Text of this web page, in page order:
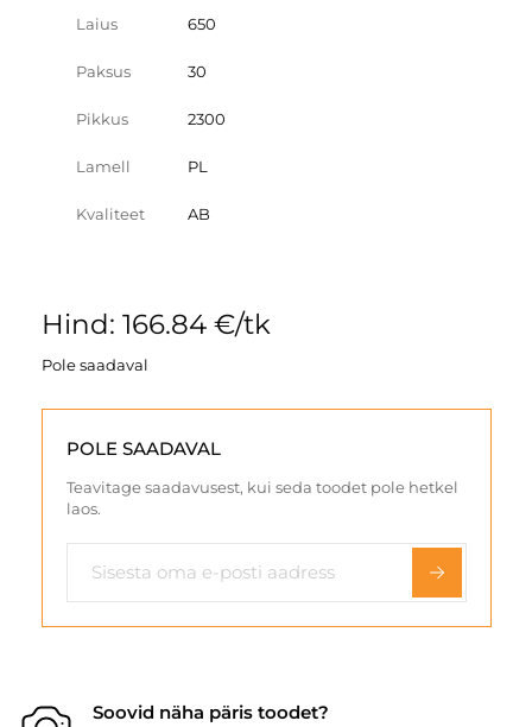
Laius 650
Paksus 30
Pikkus 2300
Lamell PL
Kvaliteet AB
Hind: 166.84 €/tk
Pole saadaval
POLE SAADAVAL
Teavitage saadavusest, kui seda toodet pole hetkel
laos.
Soovid näha päris toodet?